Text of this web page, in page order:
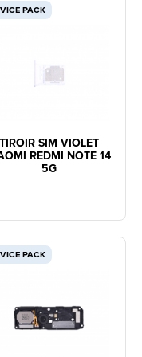
PACK
TIROIR SIM VIOLET
REDMI NOTE 14
5G
PACK